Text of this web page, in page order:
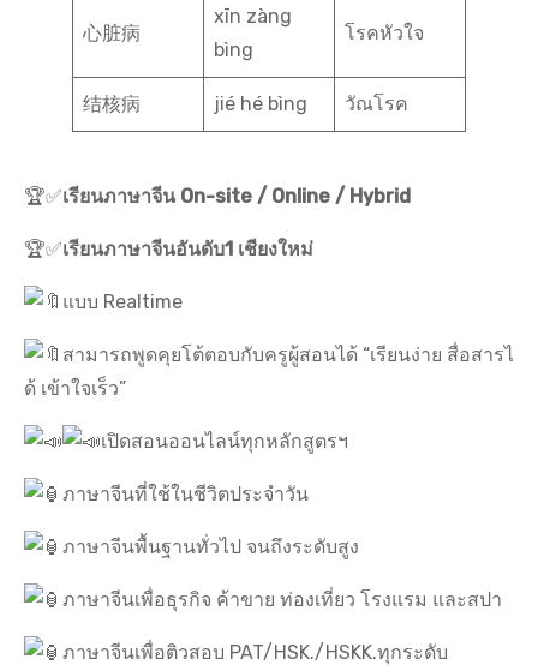
心脏病
xīn zàng
bìng
โรคหัวใจ
结核病 jié hé bìng วัณโรค
🏆✅เรียนภาษาจีน On-site / Online / Hybrid
🏆✅เรียนภาษาจีนอันดับ1 เชียงใหม่
แบบ Realtime
สามารถพูดคุยโต้ตอบกับครูผู้สอนได้ “เรียนง่าย สื่อสารไ
ด้ เข้าใจเร็ว”
เปิดสอนออนไลน์ทุกหลักสูตรฯ
ภาษาจีนที่ใช้ในชีวิตประจำวัน
ภาษาจีนพื้นฐานทั่วไป จนถึงระดับสูง
ภาษาจีนเพื่อธุรกิจ ค้าขาย ท่องเที่ยว โรงแรม และสปา
ภาษาจีนเพื่อติวสอบ PAT/HSK./HSKK.ทุกระดับ